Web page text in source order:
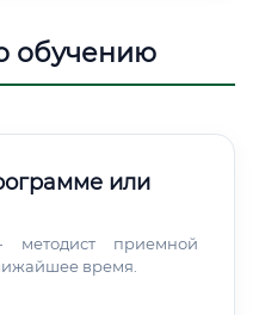
обучению
или
методист приемной
время.